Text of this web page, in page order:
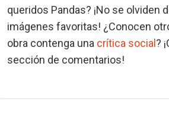
queridos Pandas? ¡No se olviden
imágenes favoritas! ¿Conocen
obra contenga una crítica social?
sección de comentarios!